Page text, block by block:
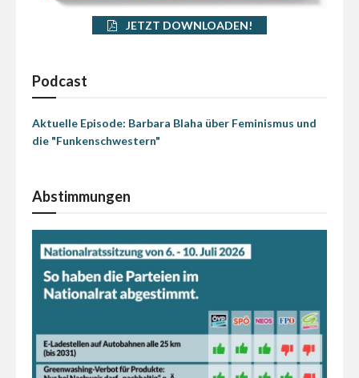
JETZT DOWNLOADEN!
Podcast
Aktuelle Episode: Barbara Blaha über Feminismus und
die "Funkenschwestern"
Abstimmungen